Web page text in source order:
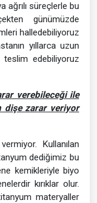
ağrılı süreçlerle bu
günümüzde
halledebiliyoruz
yıllarca uzun
edebiliyoruz
verebileceği ile
dişe zarar veriyor
Kullanılan
dediğimiz bu
kemikleriyle biyo
kırıklar olur.
materyaller